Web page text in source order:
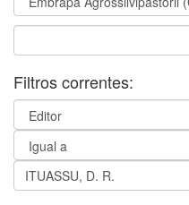
Filtros correntes: